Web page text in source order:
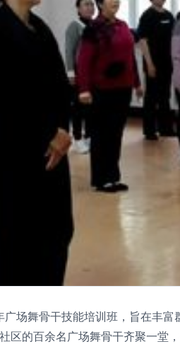
场舞骨干技能培训班，旨在丰
区的百余名广场舞骨干齐聚一堂